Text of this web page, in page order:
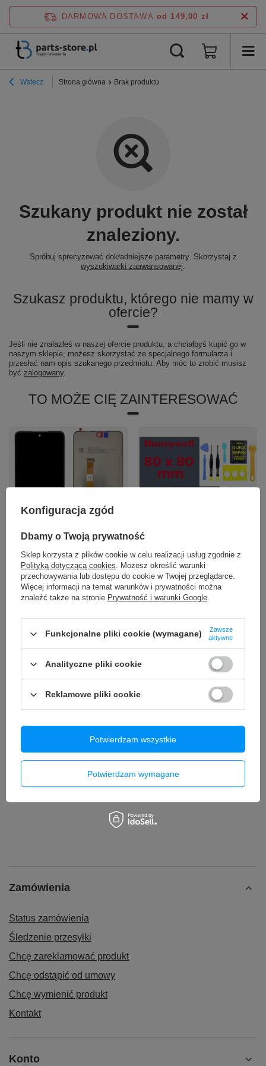
DARMOWA DOSTAWA od 149,00 zł
Wstecz Strona główna Brak produktu
Szukany produkt nie został
znaleziony.
Spróbuj sprecyzować dokładniejsze parametry. Skorzystaj z
wyszukiwarki zaawansowanej
Szukasz produktu, którego nie mamy w
ofercie?
Jeśli nie znalazłeś w naszej ofercie produktu, a chciałbyś kupić go w
naszym sklepie, możesz skorzystać ze specjalnego formularza i
przesłać nam opis szukanego przedmiotu. Aby móc to zrobić musisz
być zalogowany.
TO MOŻE CIĘ ZAINTERESOWAĆ
Wyświetlacz LCD + ekran
dotykowy Realme C55 RMX3710
czarny
59,90 zł / szt.
Termopad HONEYWELL PTM7950
80 x 80 mm + zestaw narzędzi do
montażu
84,99 zł szt.
Klawiatura do laptopa MSI KATANA
1582 MS-1583 MS-17L1 MS-17H3
74,90 zł / szt.
Bateria Akumulator do iPhone 15
Pro Max Zwiększona pojemność
4770mAh REPART
79,90 zł /
Zamówienia
Status zamówienia
Śledzenie przesyłki
Chcę zareklamować produkt
Chcę odstąpić od umowy
Chcę wymienić produkt
Kontakt
Konto
Konfiguracja zgód
Dbamy o Twoją prywatność
Sklep korzysta z plików cookie w celu realizacji usług zgodnie z
Polityką dotyczącą cookies. Możesz określić warunki
przechowywania lub dostępu do cookie w Twojej przeglądarce.
Więcej informacji na temat warunków i prywatności można
znaleźć także na stronie Prywatność i warunki Google.
Funkcjonalne pliki cookie (wymagane)
Zawsze
aktywne
Analityczne pliki cookie
Reklamowe pliki cookie
Potwierdzam wymagane
Potwierdzam wszystkie